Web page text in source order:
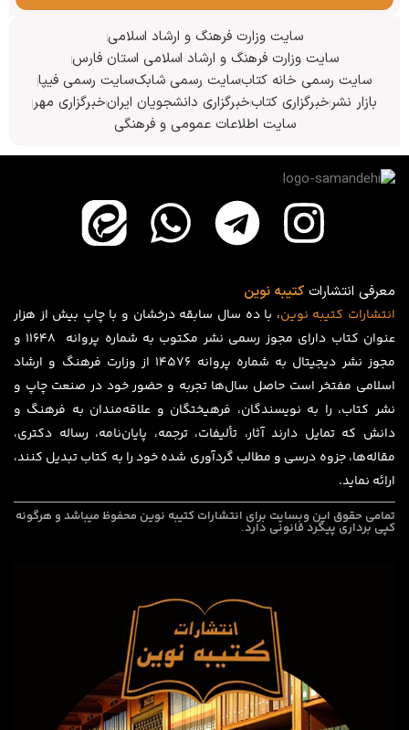
سایت وزارت فرهنگ و ارشاد اسلامی
سایت وزارت فرهنگ و ارشاد اسلامی استان فارس
سایت رسمی خانه کتابسایت رسمی شابکسایت رسمی فیپا
بازار نشرخبرگزاری کتابخبرگزاری دانشجویان ایرانخبرگزاری مهر
سایت اطلاعات عمومی و فرهنگی
معرفی انتشاراتکتیبه نوین
انتشارات کتیبه نوین، با ده سال سابقه درخشان و با چاپ بیش از هزار
عنوان کتاب دارای مجوز رسمی نشر مکتوب به شماره پروانه ۱۱۶۴۸ و
مجوز نشر دیجیتال به شماره پروانه 14576 از وزارت فرهنگ و ارشاد
اسلامی مفتخر است حاصل سال‌ها تجربه و حضور خود در صنعت چاپ و
نشر کتاب، را به نویسندگان، فرهیختگان و علاقه‌مندان به فرهنگ و
دانش که تمایل دارند آثار، تألیفات، ترجمه، پایان‌نامه، رساله دکتری،
مقاله‌ها، جزوه درسی و مطالب گردآوری شده خود را به کتاب تبدیل کنند،
ارائه نماید.
تمامی حقوق این وبسایت برای انتشارات کتیبه نوین محفوظ میباشد و هرگونه
کپی برداری پیگرد قانونی دارد.